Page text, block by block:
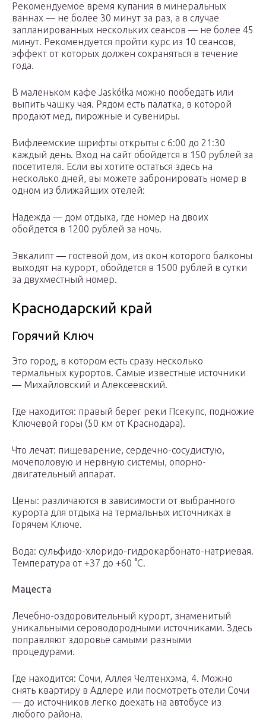
Рекомендуемое время купания в минеральных
ваннах — не более 30 минут за раз, а в случае
запланированных нескольких сеансов — не более 45
минут. Рекомендуется пройти курс из 10 сеансов,
эффект от которых должен сохраняться в течение
года.
В маленьком кафе Jaskółka можно пообедать или
выпить чашку чая. Рядом есть палатка, в которой
продают мед, пирожные и сувениры.
Вифлеемские шрифты открыты с 6:00 до 21:30
каждый день. Вход на сайт обойдется в 150 рублей за
посетителя. Если вы хотите остаться здесь на
несколько дней, вы можете забронировать номер в
одном из ближайших отелей:
Надежда — дом отдыха, где номер на двоих
обойдется в 1200 рублей за ночь.
Эвкалипт — гостевой дом, из окон которого балконы
выходят на курорт, обойдется в 1500 рублей в сутки
за двухместный номер.
Краснодарский край
Горячий Ключ
Это город, в котором есть сразу несколько
термальных курортов. Самые известные источники
— Михайловский и Алексеевский.
Где находится: правый берег реки Псекупс, подножие
Ключевой горы (50 км от Краснодара).
Что лечат: пищеварение, сердечно-сосудистую,
мочеполовую и нервную системы, опорно-
двигательный аппарат.
Цены: различаются в зависимости от выбранного
курорта для отдыха на термальных источниках в
Горячем Ключе.
Вода: сульфидо-хлоридо-гидрокарбонато-натриевая.
Температура от +37 до +60 °C.
Мацеста
Лечебно-оздоровительный курорт, знаменитый
уникальными сероводородными источниками. Здесь
поправляют здоровье самыми разными
процедурами.
Где находится: Сочи, Аллея Челтенхэма, 4. Можно
снять квартиру в Адлере или посмотреть отели Сочи
— до источников легко доехать на автобусе из
любого района.